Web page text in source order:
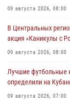
09 августа 2026, 08:00
В Центральных
акция «Каникулы с
09 августа 2026, 08:00
Лучшие футбольные
определили на
09 августа 2026, 07:00